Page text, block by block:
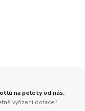
na pelety od nás.
vyřízení dotace?